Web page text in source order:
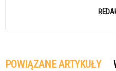
POWIĄZANE ARTYKUŁY